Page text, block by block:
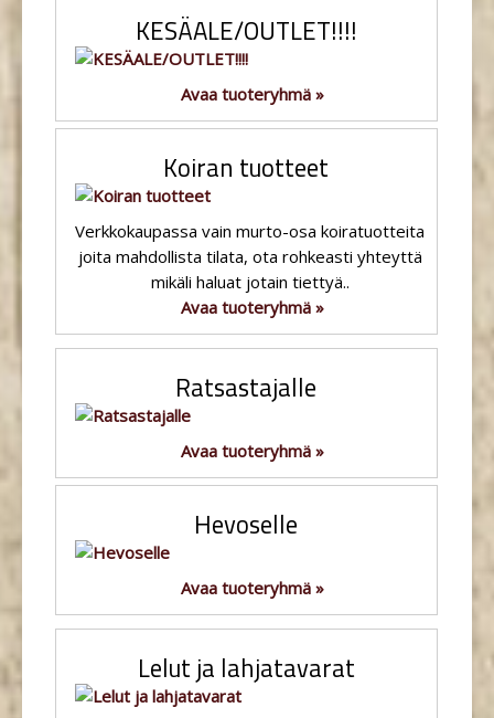
KESÄALE/OUTLET!!!!
Avaa tuoteryhmä »
Koiran tuotteet
Verkkokaupassa vain murto-osa koiratuotteita
joita mahdollista tilata, ota rohkeasti yhteyttä
mikäli haluat jotain tiettyä..
Avaa tuoteryhmä »
Ratsastajalle
Avaa tuoteryhmä »
Hevoselle
Avaa tuoteryhmä »
Lelut ja lahjatavarat